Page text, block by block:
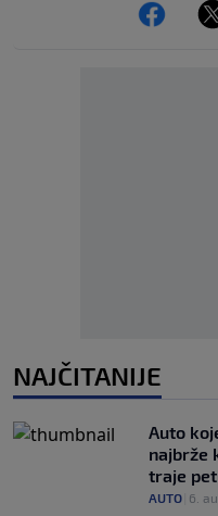
NAJČITANIJE
Auto
najbrže
traje
AUTO 6.